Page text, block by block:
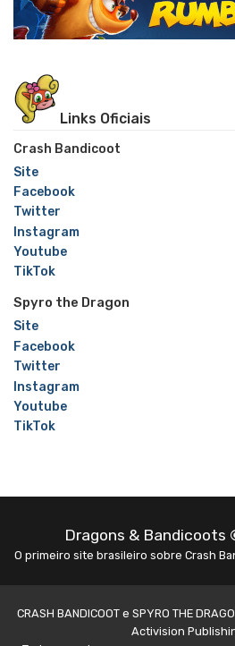
Links Oficiais
Crash Bandicoot
Site
Facebook
Twitter
Instagram
Youtube
TikTok
Spyro the Dragon
Site
Facebook
Twitter
Instagram
Youtube
TikTok
Dragons &
O primeiro site brasileiro sobre Crash
CRASH BANDICOOT e SPYRO THE
Activision